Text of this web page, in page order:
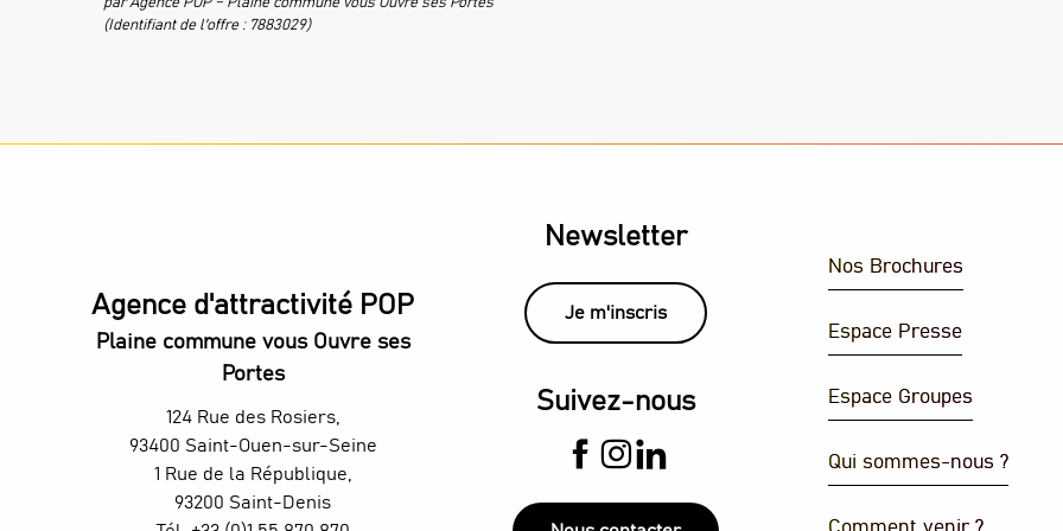
(Identifiant de l'offre : 7883029)
Agence d'attractivité POP
Plaine commune vous Ouvre ses
Portes
124 Rue des Rosiers,
93400 Saint-Ouen-sur-Seine
1 Rue de la République,
93200 Saint-Denis
Newsletter
Je m'inscris
Suivez-nous
Nos Brochures
Espace Presse
Espace Groupes
Qui sommes-nous ?